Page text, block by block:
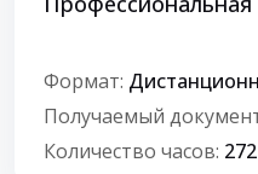
Формат:
Получаемый
Количество часов: 272